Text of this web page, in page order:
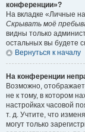
конференции»?
На вкладке «Личные
Скрывать моё
видны только
остальных вы будете
Вернуться к началу
На конференции
Возможно,
не к тому, в котором
настройках часовой
т. д. Учтите, что
могут только